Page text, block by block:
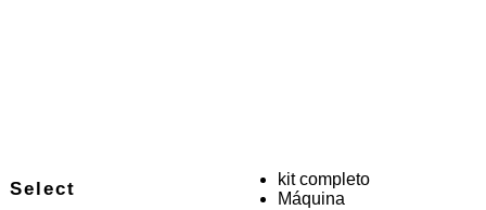
Select
kit completo
Máquina